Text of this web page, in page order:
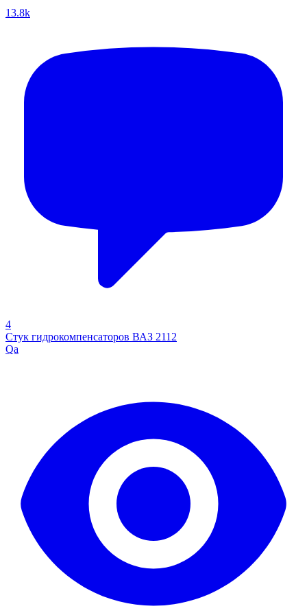
13.8k
4
Стук гидрокомпенсаторов ВАЗ 2112
Qa